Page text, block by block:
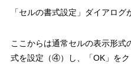
「セルの書式設定」ダイアログ
ここからは通常セルの表示形式
式を設定（④）
し、 「OK」を